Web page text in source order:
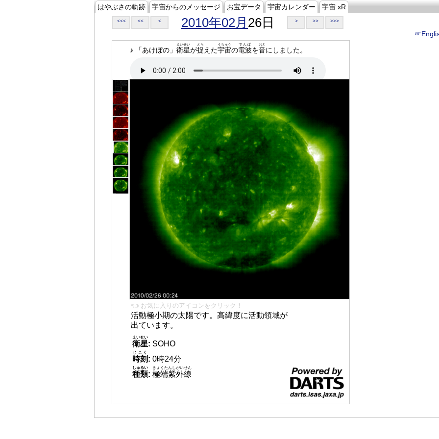
はやぶさの軌跡 宇宙からのメッセージ お宝データ 宇宙カレンダー 宇宙 xR
<<< << < 2010年02月 26日 > >> >>>
♪ 「あけぼの」 衛星
えいせい
が捉
とら
えた宇宙
うちゅう
の電波
でんぱ
を音
おと
にしました。
👈 お気に入りのアイコンをクリック！
活動極小期の太陽です。高緯度に活動領域が
出ています。
衛星
えいせい
: SOHO
時刻
じこく
: 0時24分
種類
しゅるい
: 極端紫外線
きょくたんしがいせん